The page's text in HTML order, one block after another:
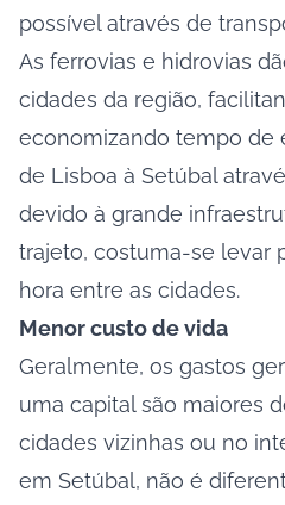
possível através de
As ferrovias e hidrovias
cidades da região,
economizando tempo de
de Lisboa à Setúbal
devido à grande
trajeto, costuma-se levar
hora entre as cidades.
Menor custo de vida
Geralmente, os gastos
uma capital são maiores
cidades vizinhas ou no
em Setúbal, não é